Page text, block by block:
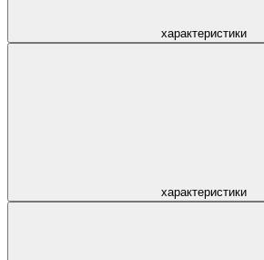
характеристики
характеристики